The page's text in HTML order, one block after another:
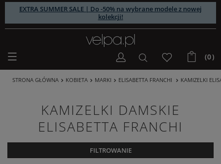
EXTRA SUMMER SALE | Do -50% na wybrane modele z nowej
kolekcji!
(0)
STRONA GŁÓWNA KOBIETA MARKI ELISABETTA FRANCHI KAMIZELKI
KAMIZELKI DAMSKIE
ELISABETTA FRANCHI
FILTROWANIE